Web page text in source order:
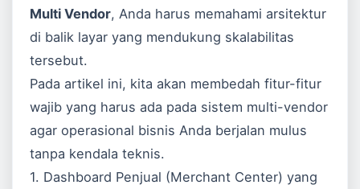
Multi Vendor, Anda harus memahami arsitektur
di balik layar yang mendukung skalabilitas
tersebut.
Pada artikel ini, kita akan membedah fitur-fitur
wajib yang harus ada pada sistem multi-vendor
agar operasional bisnis Anda berjalan mulus
tanpa kendala teknis.
1. Dashboard Penjual (Merchant Center) yang